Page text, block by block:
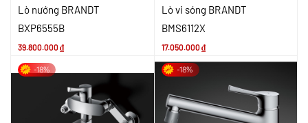
Lò nướng BRANDT
BXP6555B
39.800.000₫
Lò vi sóng BRANDT
BMS6112X
17.050.000₫
-18% -18%